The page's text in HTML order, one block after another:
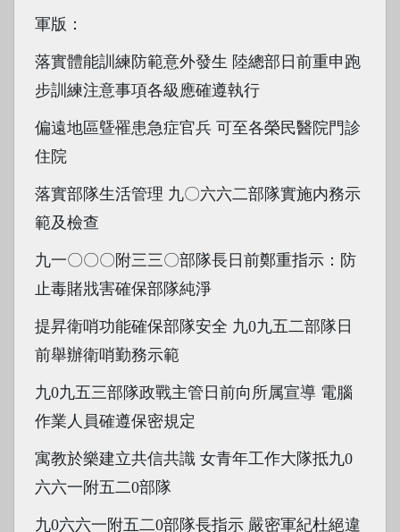
軍版：
落實體能訓練防範意外發生 陸總部日前重申跑
步訓練注意事項各級應確遵執行
偏遠地區曁罹患急症官兵 可至各榮民醫院門診
住院
落實部隊生活管理 九〇六六二部隊實施内務示
範及檢查
九一〇〇〇附三三〇部隊長日前鄭重指示：防
止毒賭戕害確保部隊純淨
提昇衛哨功能確保部隊安全 九0九五二部隊日
前舉辦衛哨勤務示範
九0九五三部隊政戰主管日前向所属宣導 電腦
作業人員確遵保密規定
寓教於樂建立共信共識 女青年工作大隊抵九0
六六一附五二0部隊
九0六六一附五二0部隊長指示 嚴密軍紀杜絕違